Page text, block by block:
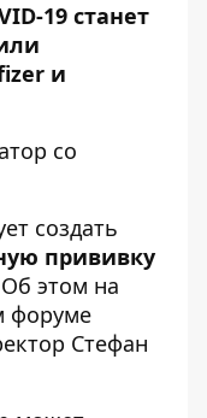
19 станет
и
со
создать
прививку
этом на
форуме
Стефан